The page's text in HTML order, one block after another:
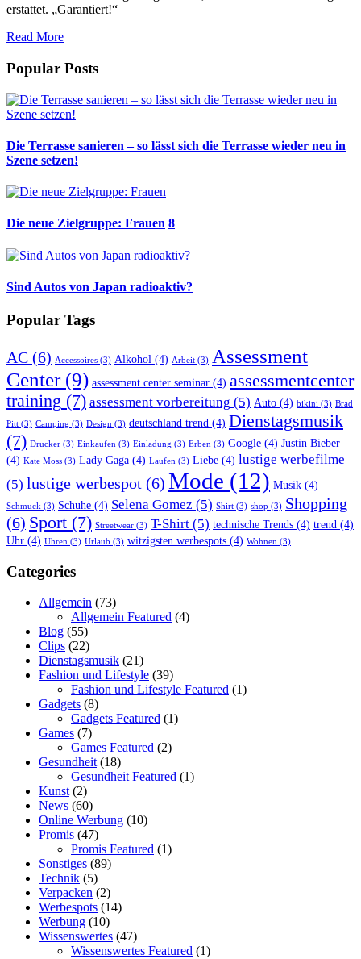
erstattet. „Garantiert!“
Read More
Popular Posts
Die Terrasse sanieren – so lässt sich die Terrasse wieder neu in
Szene setzen!
Die neue Zielgruppe: Frauen 8
Sind Autos von Japan radioaktiv?
Popular Tags
AC (6) Accessoires (3) Alkohol (4) Arbeit (3) Assessment
Center(9) assessment center seminar (4) assessmentcenter
training (7) assessment vorbereitung (5) Auto (4) bikini (3) Brad
Pitt (3) Camping (3) Design (3) deutschland trend (4) Dienstagsmusik
(7) Drucker (3) Einkaufen (3) Einladung (3) Erben (3) Google (4) Justin Bieber
(4) Kate Moss (3) Lady Gaga (4) Laufen (3) Liebe (4) lustige werbefilme
(5) lustige werbespot (6) Mode (12) Musik (4)
Schmuck (3) Schuhe (4) Selena Gomez (5) Shirt (3) shop (3) Shopping
(6) Sport (7) Streetwear (3) T-Shirt (5) technische Trends (4) trend (4)
Uhr (4) Uhren (3) Urlaub (3) witzigsten werbespots (4) Wohnen (3)
Categories
Allgemein (73)
Allgemein Featured (4)
Blog (55)
Clips (22)
Dienstagsmusik (21)
Fashion und Lifestyle (39)
Fashion und Lifestyle Featured (1)
Gadgets (8)
Gadgets Featured (1)
Games (7)
Games Featured (2)
Gesundheit(18)
Gesundheit Featured (1)
Kunst(2)
News (60)
Online Werbung (10)
Promis (47)
Promis Featured (1)
Sonstiges (89)
Technik (5)
Verpacken (2)
Werbespots (14)
Werbung (10)
Wissenswertes (47)
Wissenswertes Featured (1)